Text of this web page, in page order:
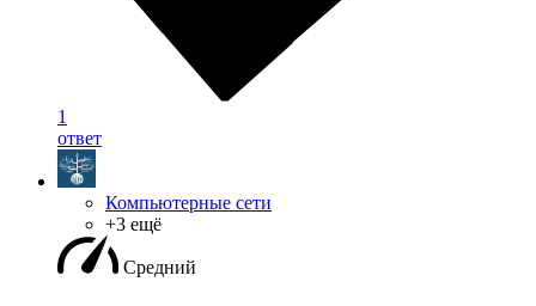
1
ответ
Компьютерные сети
+3 ещё
Средний